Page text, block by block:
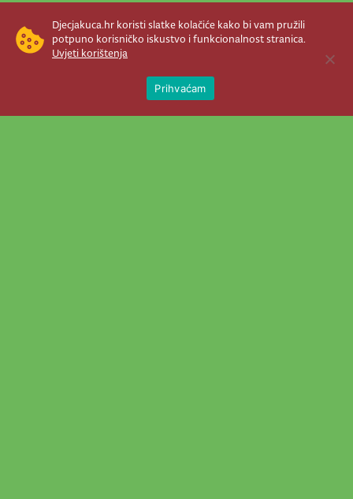
Djecjakuca.hr koristi slatke kolačiće kako bi vam pružili
potpuno korisničko iskustvo i funkcionalnost stranica.
Uvjeti korištenja
Prihvaćam